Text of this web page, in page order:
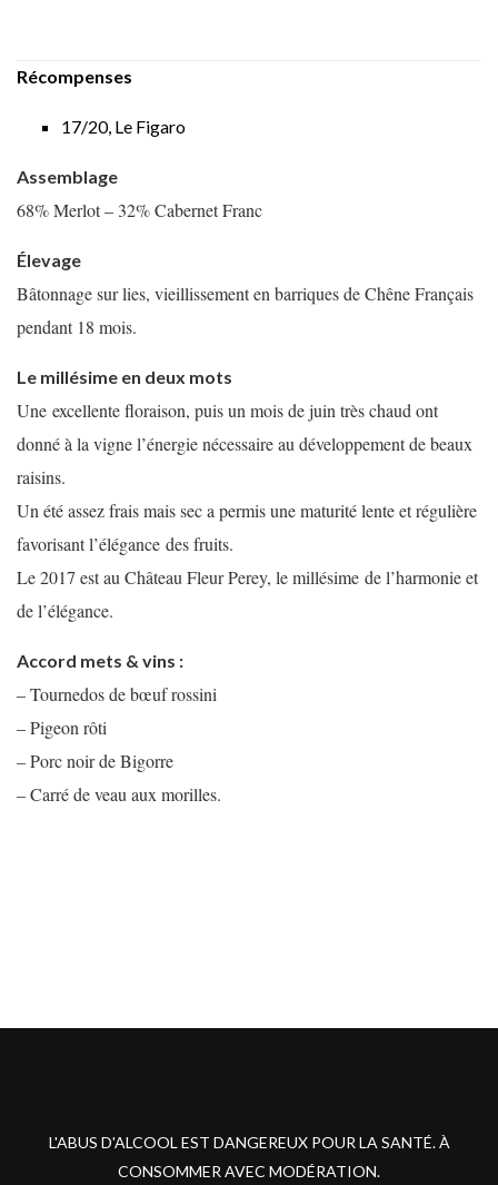
Récompenses
17/20, Le Figaro
Assemblage
68% Merlot – 32% Cabernet Franc
Élevage
Bâtonnage sur lies, vieillissement en barriques de Chêne Français
pendant 18 mois.
Le millésime en deux mots
Une excellente floraison, puis un mois de juin très chaud ont
donné à la vigne l’énergie nécessaire au développement de beaux
raisins.
Un été assez frais mais sec a permis une maturité lente et régulière
favorisant l’élégance des fruits.
Le 2017 est au Château Fleur Perey, le millésime de l’harmonie et
de l’élégance.
Accord mets & vins :
– Tournedos de bœuf rossini
– Pigeon rôti
– Porc noir de Bigorre
– Carré de veau aux morilles.
L'ABUS D'ALCOOL EST DANGEREUX POUR LA SANTÉ. À
CONSOMMER AVEC MODÉRATION.